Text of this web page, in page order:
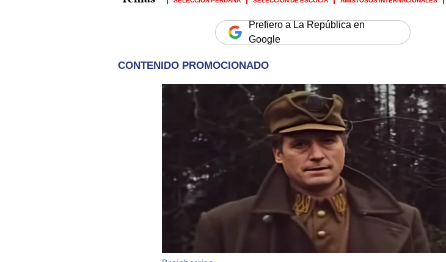
Prefiero a La República en
Google